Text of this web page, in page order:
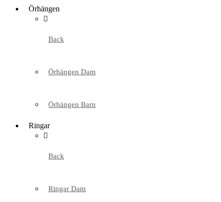
Örhängen
Back
Örhängen Dam
Örhängen Barn
Ringar
Back
Ringar Dam